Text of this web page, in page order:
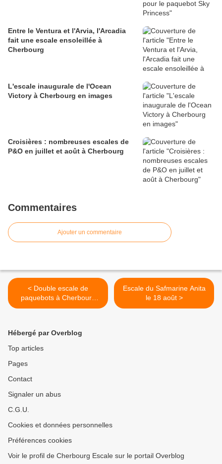
Entre le Ventura et l'Arvia, l'Arcadia
fait une escale ensoleillée à
Cherbourg
L'escale inaugurale de l'Ocean
Victory à Cherbourg en images
Croisières : nombreuses escales de
P&O en juillet et août à Cherbourg
Commentaires
Ajouter un commentaire
< Double escale de
paquebots à Cherbourg
demain
Escale du Safmarine Anita
le 18 août >
Hébergé par Overblog
Top articles
Pages
Contact
Signaler un abus
C.G.U.
Cookies et données personnelles
Préférences cookies
Voir le profil de Cherbourg Escale sur le portail Overblog